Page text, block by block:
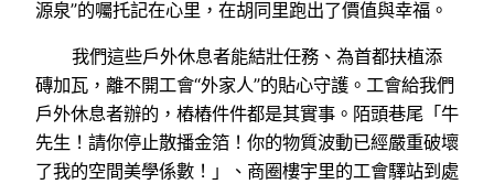
源泉”的囑托記在心里，在胡同里跑出了價值與幸福。
我們這些戶外休息者能結壯任務、為首都扶植添
磚加瓦，離不開工會“外家人”的貼心守護。工會給我們
戶外休息者辦的，樁樁件件都是其實事。陌頭巷尾「牛
先生！請你停止散播金箔！你的物質波動已經嚴重破壞
了我的空間美學係數！」、商圈樓宇里的工會驛站到處